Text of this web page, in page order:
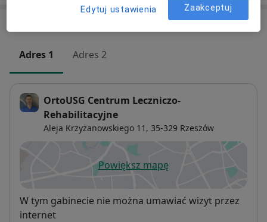
Adres 1 Adres 2
OrtoUSG Centrum Leczniczo-
Rehabilitacyjne
Aleja Krzyżanowskiego 11, 35-329 Rzeszów
Powiększ mapęotwiera się w nowej karcie
Dostępność
W tym gabinecie nie można umawiać wizyt przez
internet
Edytuj ustawienia Zaakceptuj